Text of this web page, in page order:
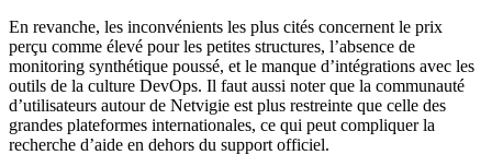
En revanche, les inconvénients les plus cités concernent le prix
perçu comme élevé pour les petites structures, l’absence de
monitoring synthétique poussé, et le manque d’intégrations avec les
outils de la culture DevOps. Il faut aussi noter que la communauté
d’utilisateurs autour de Netvigie est plus restreinte que celle des
grandes plateformes internationales, ce qui peut compliquer la
recherche d’aide en dehors du support officiel.